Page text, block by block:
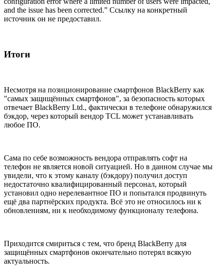
and the issue has been corrected.” Ссылку на конкретный
источник он не предоставил.
Итоги
Несмотря на позиционирование смартфонов BlackBerry как
"самых защищённых смартфонов", за безопасность которых
отвечает BlackBerry Ltd., фактически в телефоне обнаружился
бэкдор, через который вендор TCL может устанавливать
любое ПО.
Сама по себе возможность вендора отправлять софт на
телефон не является новой ситуацией. Но в данном случае мы
увидели, что к этому каналу (бэкдору) получил доступ
недостаточно квалифицированный персонал, который
установил одно нерелевантное ПО и попытался продвинуть
ещё два партнёрских продукта. Всё это не относилось ни к
обновлениям, ни к необходимому функционалу телефона.
Приходится смириться с тем, что бренд BlackBerry для
защищённых смартфонов окончательно потерял всякую
актуальность.